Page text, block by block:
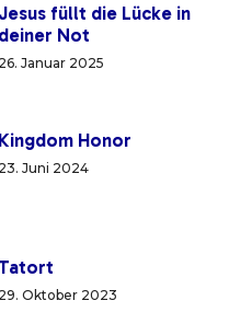
Jesus füllt die Lücke in
deiner Not
26. Januar 2025
Kingdom Honor
23. Juni 2024
29. Oktober 2023